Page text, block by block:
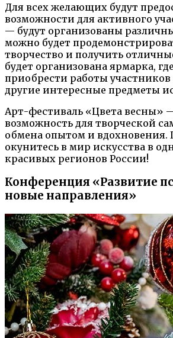
Для всех желающих будут
возможности для активного
— будут организованы
можно будет
творчество и получить
будет организована ярмарка,
приобрести работы
другие интересные предметы
Арт-фестиваль «Цвета весны»
возможность для творческой
обмена опытом и вдохновения.
окунитесь в мир искусства в
красивых регионов России!
Конференция «Развитие
новые направления»